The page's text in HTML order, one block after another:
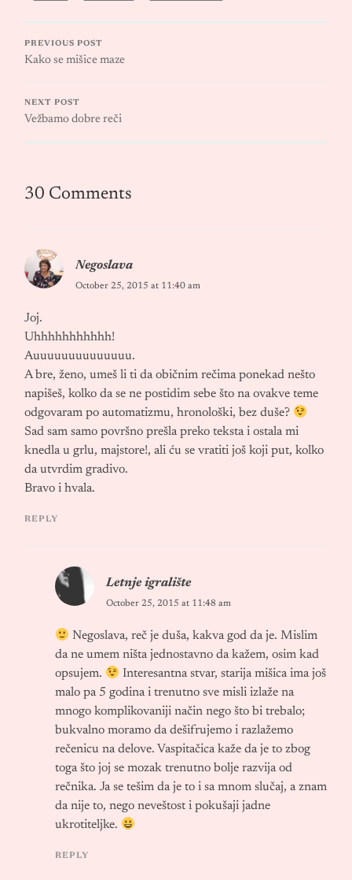
PREVIOUS POST
Kako se mišice maze
NEXT POST
Vežbamo dobre reči
30 Comments
Negoslava
October 25, 2015 at 11:40 am
Joj.
Uhhhhhhhhhhh!
Auuuuuuuuuuuuuu.
A bre, ženo, umeš li ti da običnim rečima ponekad nešto
napišeš, kolko da se ne postidim sebe što na ovakve teme
odgovaram po automatizmu, hronološki, bez duše?
Sad sam samo površno prešla preko teksta i ostala mi
knedla u grlu, majstore!, ali ću se vratiti još koji put, kolko
da utvrdim gradivo.
Bravo i hvala.
REPLY
Letnje igralište
October 25, 2015 at 11:48 am
Negoslava, reč je duša, kakva god da je. Mislim
da ne umem ništa jednostavno da kažem, osim kad
opsujem.
Interesantna stvar, starija mišica ima još
malo pa 5 godina i trenutno sve misli izlaže na
mnogo komplikovaniji način nego što bi trebalo;
bukvalno moramo da dešifrujemo i razlažemo
rečenicu na delove. Vaspitačica kaže da je to zbog
toga što joj se mozak trenutno bolje razvija od
rečnika. Ja se tešim da je to i sa mnom slučaj, a znam
da nije to, nego neveštost i pokušaji jadne
ukrotiteljke.
REPLY